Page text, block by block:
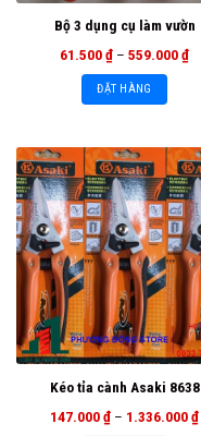
Bộ 3 dụng cụ làm vườn
61.500₫ – 559.000₫
ĐẶT HÀNG
Kéo tỉa cành Asaki 8638
147.000₫ – 1.336.000₫